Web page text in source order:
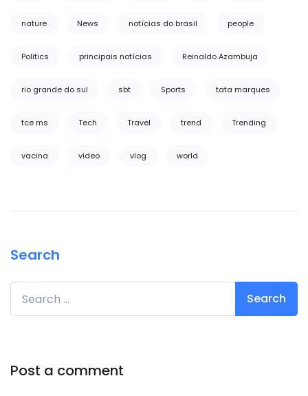
nature News notícias do brasil people
Politics principais notícias Reinaldo Azambuja
rio grande do sul sbt Sports tata marques
tce ms Tech Travel trend Trending
vacina video vlog world
Search
Search for:
Post a comment